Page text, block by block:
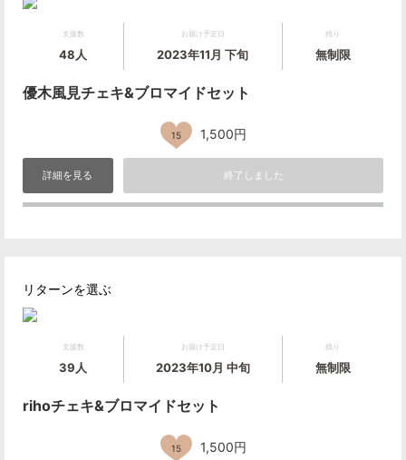
支援数
48人
お届け予定日
2023年11月 下旬
残り
無制限
優木風見チェキ&ブロマイドセット
15 1,500円
詳細を見る 終了しました
リターンを選ぶ
支援数
39人
お届け予定日
2023年10月 中旬
残り
無制限
rihoチェキ&ブロマイドセット
15 1,500円